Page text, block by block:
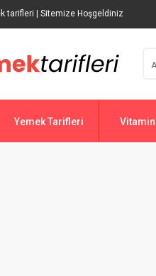
tarifleri | Sitemize Hoşgeldiniz
Yemek Tarifleri